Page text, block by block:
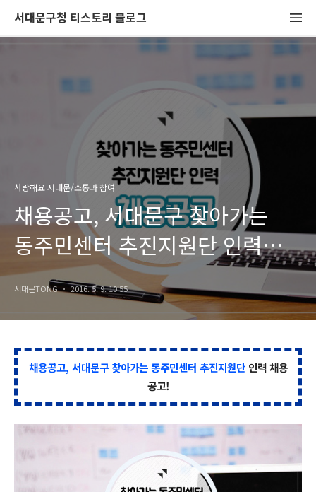
서대문구청 티스토리 블로그
사랑해요 서대문/소통과 참여
채용공고, 서대문구 찾아가는
동주민센터 추진지원단 인력
채용공고!
서대문TONG 2016. 5. 9. 10:55
채용공고, 서대문구 찾아가는 동주민센터 추진지원단인력 채용
공고!